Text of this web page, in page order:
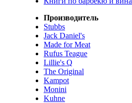
Производитель
Stubbs
Jack Daniel's
Made for Meat
Rufus Teague
Lillie's Q
The Original
Kampot
Monini
Kuhne